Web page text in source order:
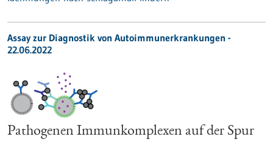
Assay zur Diagnostik von Autoimmunerkrankungen -
22.06.2022
Pathogenen Immunkomplexen auf der Spur